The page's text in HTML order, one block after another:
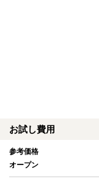
お試し費用
参考価格
オープン